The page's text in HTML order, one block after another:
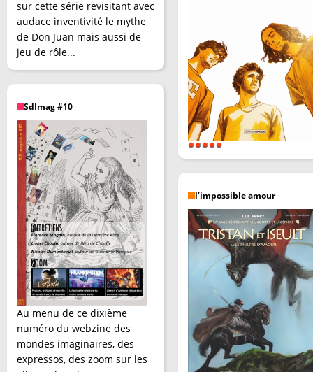
sur cette série revisitant avec
audace inventivité le mythe
de Don Juan mais aussi de
jeu de rôle...
SdImag #10
Au menu de ce dixième
numéro du webzine des
mondes imaginaires, des
expressos, des zoom sur les
l’impossible amour